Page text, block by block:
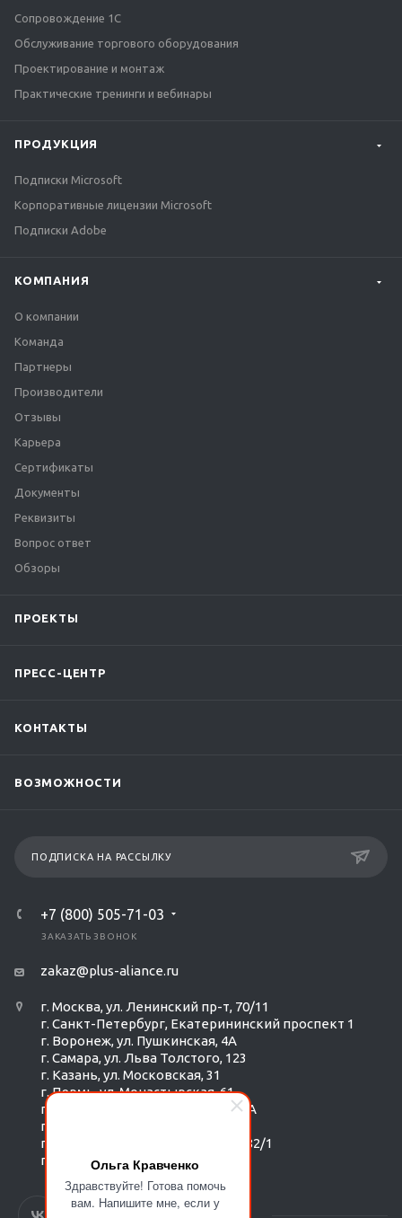
Ольга Кравченко
Здравствуйте! Готова помочь
вам. Напишите мне, если у
Сопровождение 1С
Обслуживание торгового оборудования
Проектирование и монтаж
Практические тренинги и вебинары
ПРОДУКЦИЯ
Подписки Microsoft
Корпоративные лицензии Microsoft
Подписки Adobe
КОМПАНИЯ
О компании
Команда
Партнеры
Производители
Отзывы
Карьера
Сертификаты
Документы
Реквизиты
Вопрос ответ
Обзоры
ПРОЕКТЫ
ПРЕСС-ЦЕНТР
КОНТАКТЫ
ВОЗМОЖНОСТИ
ПОДПИСКА НА РАССЫЛКУ
+7 (800) 505-71-03
ЗАКАЗАТЬ ЗВОНОК
zakaz@plus-aliance.ru
г. Москва, ул. Ленинский пр-т, 70/11
г. Санкт-Петербург, Екатерининский проспект 1
г. Воронеж, ул. Пушкинская, 4А
г. Самара, ул. Льва Толстого, 123
г. Казань, ул. Московская, 31
г. Пермь, ул. Монастырская, 61
г. Екатеринбург, ул. Радищева 6А
г. Тюмень, ул. Республики 252/6
г. Новосибирск, Красный пр-т, 182/1
г. Омск, ул. ​Гагарина, 14